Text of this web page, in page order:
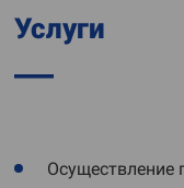
Услуги
Осуществление